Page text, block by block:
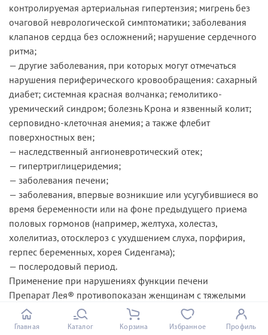
контролируемая артериальная гипертензия; мигрень без
очаговой неврологической симптоматики; заболевания
клапанов сердца без осложнений; нарушение сердечного
ритма;
— другие заболевания, при которых могут отмечаться
нарушения периферического кровообращения: сахарный
диабет; системная красная волчанка; гемолитико-
уремический синдром; болезнь Крона и язвенный колит;
серповидно-клеточная анемия; а также флебит
поверхностных вен;
— наследственный ангионевротический отек;
— гипертриглицеридемия;
— заболевания печени;
— заболевания, впервые возникшие или усугубившиеся во
время беременности или на фоне предыдущего приема
половых гормонов (например, желтуха, холестаз,
холелитиаз, отосклероз с ухудшением слуха, порфирия,
герпес беременных, хорея Сиденгама);
— послеродовый период.
Применение при нарушениях функции печени
Препарат Лея® противопоказан женщинам с тяжелыми
заболеваниями печени до тех пор, пока показатели
функции печени не придут в норму.
Главная Каталог Корзина Избранное Профиль